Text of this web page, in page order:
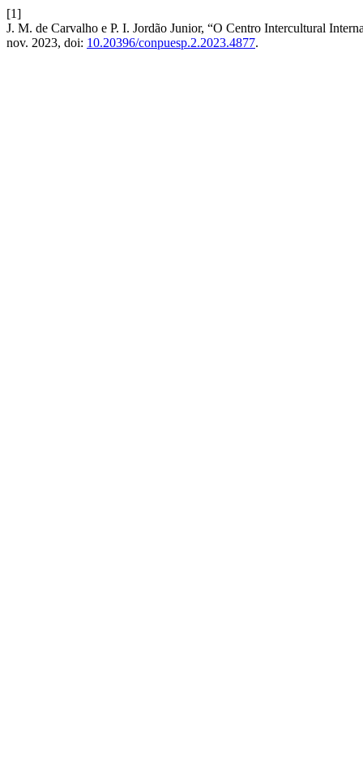
[1]
J. M. de Carvalho e P. I. Jordão Junior, “O Centro Intercultural
nov. 2023, doi: 10.20396/conpuesp.2.2023.4877.